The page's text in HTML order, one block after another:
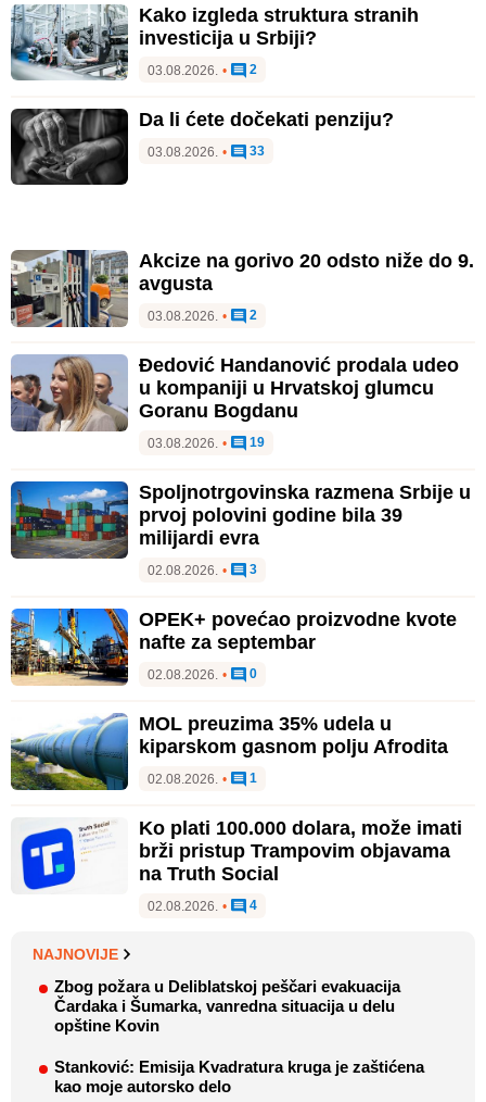
Kako izgleda struktura stranih
investicija u Srbiji?
03.08.2026. • 2
Da li ćete dočekati penziju?
03.08.2026. • 33
Akcize na gorivo 20 odsto niže do 9.
avgusta
03.08.2026. • 2
Đedović Handanović prodala udeo
u kompaniji u Hrvatskoj glumcu
Goranu Bogdanu
03.08.2026. • 19
Spoljnotrgovinska razmena Srbije u
prvoj polovini godine bila 39
milijardi evra
02.08.2026. • 3
OPEK+ povećao proizvodne kvote
nafte za septembar
02.08.2026. • 0
MOL preuzima 35% udela u
kiparskom gasnom polju Afrodita
02.08.2026. • 1
Ko plati 100.000 dolara, može imati
brži pristup Trampovim objavama
na Truth Social
02.08.2026. • 4
NAJNOVIJE
Zbog požara u Deliblatskoj peščari evakuacija
Čardaka i Šumarka, vanredna situacija u delu
opštine Kovin
Stanković: Emisija Kvadratura kruga je zaštićena
kao moje autorsko delo